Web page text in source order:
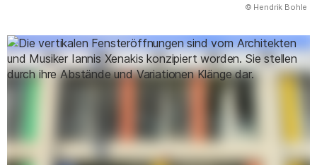
© Hendrik Bohle